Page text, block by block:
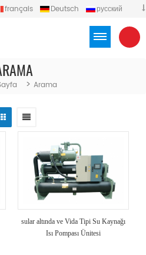
français Deutsch
русский
> Arama
sular altında ve Vida Tipi Su Kaynağı
Isı Pompası Ünitesi